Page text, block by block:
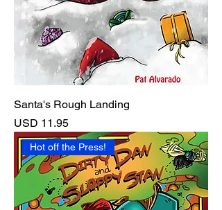
Santa's Rough Landing
Precio
USD 11.95
Hot off the Press!